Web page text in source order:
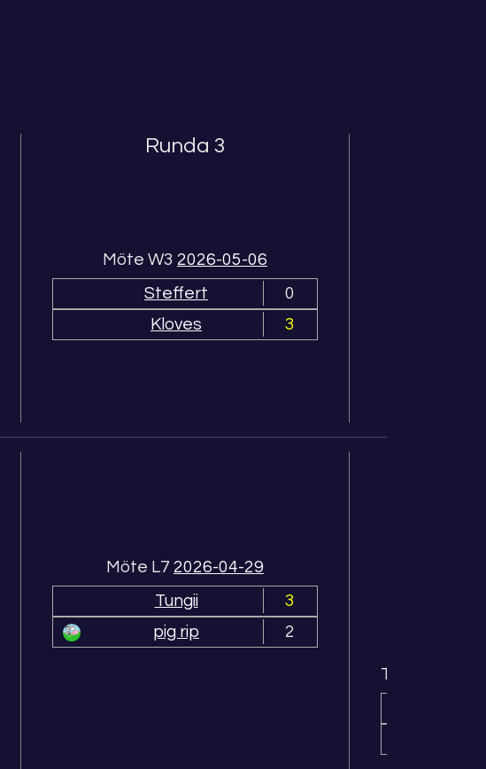
Runda 3
Möte W3 2026-05-06
Steffert
0
Kloves
3
Möte L7 2026-04-29
Tungii
3
pig rip
2
Tungii vs